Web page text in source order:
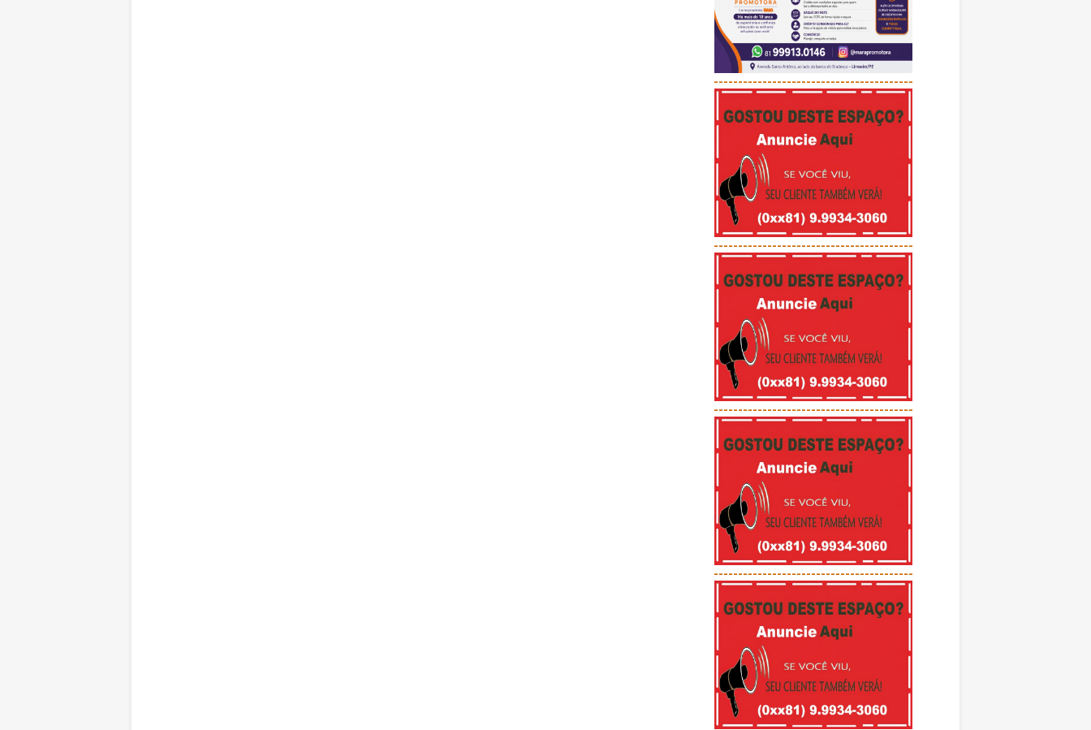
-----------------------------------------
-----------------------------------------
-----------------------------------------
-----------------------------------------